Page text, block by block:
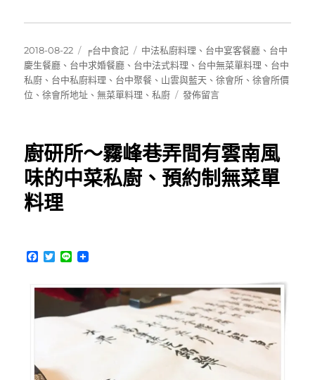
發
佈
日
期:
2018-08-22
分
類
╒台中食記
標
籤
中法私廚料理 、 台中宴客餐廳 、 台中
慶生餐廳 、 台中求婚餐廳 、 台中法式料理 、 台中無菜單料理 、 台中
私廚 、 台中私廚料理 、 台中聚餐 、 山雲與藍天 、徐會所 、徐會所價
位 、徐會所地址 、無菜單料理 、私廚
在
會
所
～
法
式
私
廚/
無
菜
發佈留言
廚研所～霧峰巷弄間有雲南風
味的中菜私廚、預約制無菜單
料理
F
e
o
T
t
t
e
L
e